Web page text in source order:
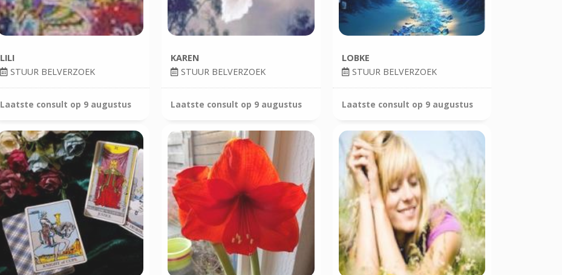
LILI
STUUR BELVERZOEK
Laatste consult op 9 augustus
KAREN
STUUR BELVERZOEK
Laatste consult op 9 augustus
LOBKE
STUUR BELVERZOEK
Laatste consult op 9 augustus